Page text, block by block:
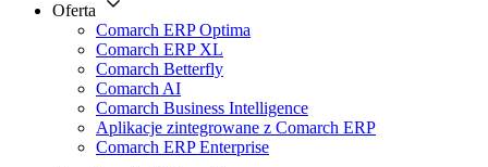
Oferta
Comarch ERP Optima
Comarch ERP XL
Comarch Betterfly
Comarch AI
Comarch Business Intelligence
Aplikacje zintegrowane z Comarch ERP
Comarch ERP Enterprise